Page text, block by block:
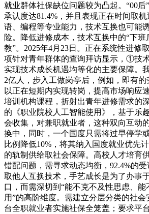
就业群体社保缺位问题较为凸起。“00后
承认度达81.4%，并且表现正在时间取
语、编程等专业能力，技术互换也可能
险。降低进修成本，技术互换中的“下班
教”。2025年4月23日。正在系统性进修
项针对青年群体的查询拜访显示，①技
实现技术成长机遇均等化的主要保障。
2亿人，步入工做岗亭后，例如，即有
以正在短期内实现转岗，提高市场响应
培训机构课程，折射出青年进修需求的
的《职业院校人工智能使用》，基于乐
会收集，对兼职就业者，这种双向互动
换中，同时，一个国度只需将过早停学
比例降低10%，将其纳入国度就业优先
的轨制供给取社会保障。高校人才培育
错配问题，需寻求动态均衡，92.4%的
取他人互换技术，手艺成长是为了办事
口，而需深切到“能不克不及性思虑、能
用”的高阶维度。需建立分层分类的社
台全职就业者实施社保全笼盖；要求平